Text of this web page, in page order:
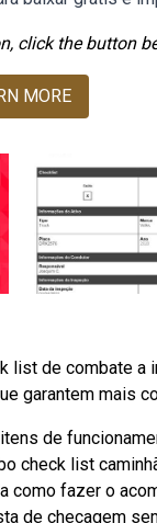
click the button
MORE
list de combate
garantem mais
de
check list
fazer o
de checagem